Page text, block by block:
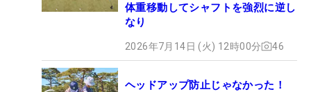
体重移動してシャフトを強烈に逆し
なり
2026年7月14日 (火) 12時00分 46
ヘッドアップ防止じゃなかった！